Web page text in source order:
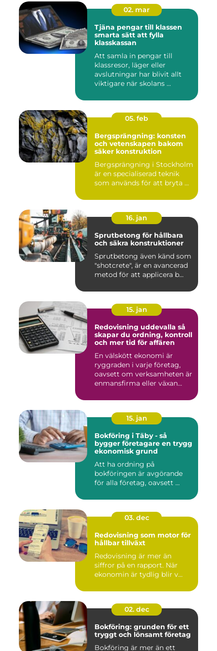
02. mar
Tjäna pengar till klassen
smarta sätt att fylla
klasskassan
Att samla in pengar till
klassresor, läger eller
avslutningar har blivit allt
viktigare när skolans ...
05. feb
Bergsprängning: konsten
och vetenskapen bakom
säker konstruktion
Bergsprängning i Stockholm
är en specialiserad teknik
som används för att bryta ...
16. jan
Sprutbetong för hållbara
och säkra konstruktioner
Sprutbetong även känd som
"shotcrete", är en avancerad
metod för att applicera b...
15. jan
Redovisning uddevalla så
skapar du ordning, kontroll
och mer tid för affären
En välskött ekonomi är
ryggraden i varje företag,
oavsett om verksamheten är
enmansfirma eller växan...
15. jan
Bokföring i Täby - så
bygger företagare en trygg
ekonomisk grund
Att ha ordning på
bokföringen är avgörande
för alla företag, oavsett ...
03. dec
Redovisning som motor för
hållbar tillväxt
Redovisning är mer än
siffror på en rapport. När
ekonomin är tydlig blir v...
02. dec
Bokföring: grunden för ett
tryggt och lönsamt företag
Bokföring är mer än ett